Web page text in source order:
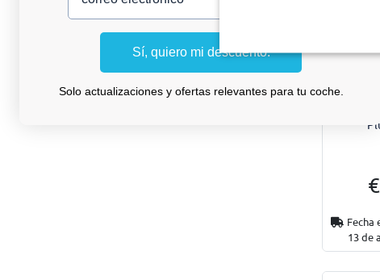
Fecha
13 de
Sí, quiero mi descuento.
Solo actualizaciones y ofertas relevantes para tu coche.